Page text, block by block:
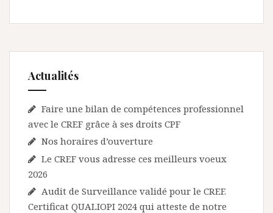
Actualités
Faire une bilan de compétences professionnel
avec le CREF grâce à ses droits CPF
Nos horaires d’ouverture
Le CREF vous adresse ces meilleurs voeux
2026
Audit de Surveillance validé pour le CREF.
Certificat QUALIOPI 2024 qui atteste de notre